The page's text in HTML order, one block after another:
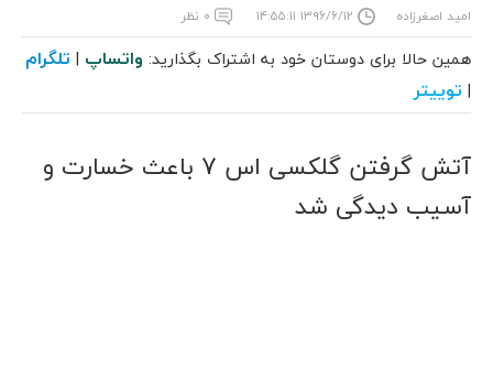
امید اصغرزاده ۱۳۹۶/۶/۱۲ ۱۴:۵۵:۱۱ ۰ نظر
همین حالا برای دوستان خود به اشتراک بگذارید: واتساپ | تلگرام
| توییتر
آتش گرفتن گلکسی اس 7 باعث خسارت و
آسیب دیدگی شد